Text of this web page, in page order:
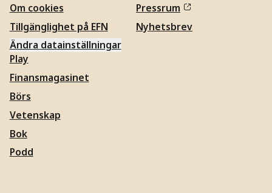
Om cookies
Tillgänglighet på EFN
Ändra datainställningar
Pressrum
Nyhetsbrev
Play
Finansmagasinet
Börs
Vetenskap
Bok
Podd